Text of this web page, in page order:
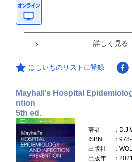
詳しく見る
ほしいものリストに登録
Mayhall's Hospital
ntion
5th ed.
著者
：
ISBN
：
出版社
：
出版年
：